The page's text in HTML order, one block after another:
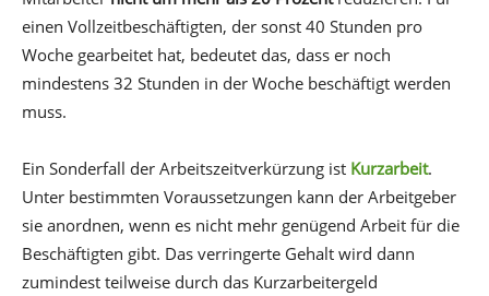
einen Vollzeitbeschäftigten, der sonst 40 Stunden pro
Woche gearbeitet hat, bedeutet das, dass er noch
mindestens 32 Stunden in der Woche beschäftigt werden
muss.
Ein Sonderfall der Arbeitszeitverkürzung ist Kurzarbeit.
Unter bestimmten Voraussetzungen kann der Arbeitgeber
sie anordnen, wenn es nicht mehr genügend Arbeit für die
Beschäftigten gibt. Das verringerte Gehalt wird dann
zumindest teilweise durch das Kurzarbeitergeld